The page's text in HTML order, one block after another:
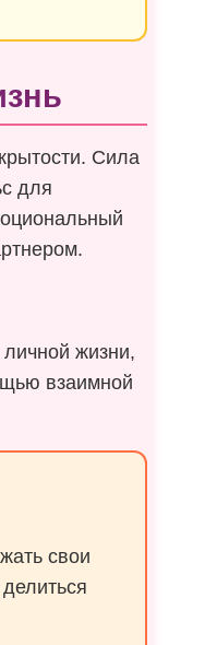
Сила
для
жизни,
взаимной
свои